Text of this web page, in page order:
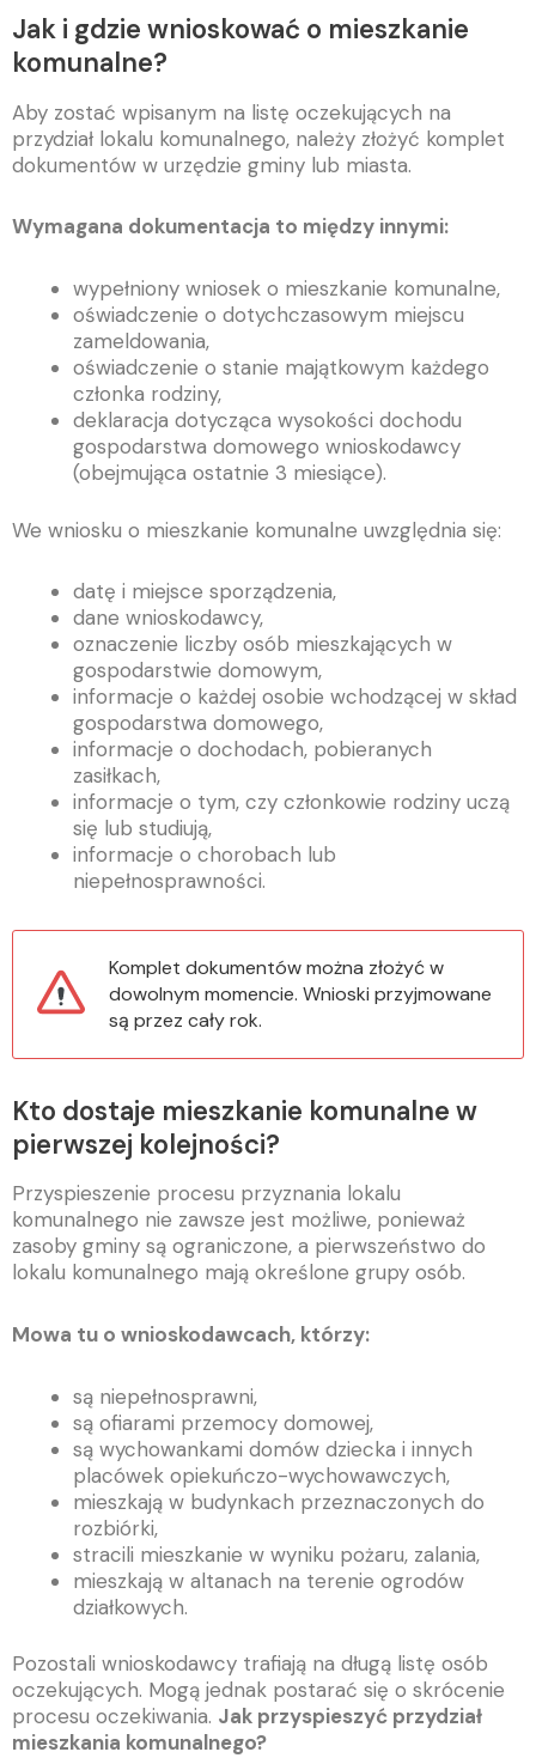
Jak i gdzie wnioskować o mieszkanie
komunalne?
Aby zostać wpisanym na listę oczekujących na
przydział lokalu komunalnego, należy złożyć komplet
dokumentów w urzędzie gminy lub miasta.
Wymagana dokumentacja to między innymi:
wypełniony wniosek o mieszkanie komunalne,
oświadczenie o dotychczasowym miejscu
zameldowania,
oświadczenie o stanie majątkowym każdego
członka rodziny,
deklaracja dotycząca wysokości dochodu
gospodarstwa domowego wnioskodawcy
(obejmująca ostatnie 3 miesiące).
We wniosku o mieszkanie komunalne uwzględnia się:
datę i miejsce sporządzenia,
dane wnioskodawcy,
oznaczenie liczby osób mieszkających w
gospodarstwie domowym,
informacje o każdej osobie wchodzącej w skład
gospodarstwa domowego,
informacje o dochodach, pobieranych
zasiłkach,
informacje o tym, czy członkowie rodziny uczą
się lub studiują,
informacje o chorobach lub
niepełnosprawności.
Komplet dokumentów można złożyć w
dowolnym momencie. Wnioski przyjmowane
są przez cały rok.
Kto dostaje mieszkanie komunalne w
pierwszej kolejności?
Przyspieszenie procesu przyznania lokalu
komunalnego nie zawsze jest możliwe, ponieważ
zasoby gminy są ograniczone, a pierwszeństwo do
lokalu komunalnego mają określone grupy osób.
Mowa tu o wnioskodawcach, którzy:
są niepełnosprawni,
są ofiarami przemocy domowej,
są wychowankami domów dziecka i innych
placówek opiekuńczo-wychowawczych,
mieszkają w budynkach przeznaczonych do
rozbiórki,
stracili mieszkanie w wyniku pożaru, zalania,
mieszkają w altanach na terenie ogrodów
działkowych.
Pozostali wnioskodawcy trafiają na długą listę osób
oczekujących. Mogą jednak postarać się o skrócenie
procesu oczekiwania. Jak przyspieszyć przydział
mieszkania komunalnego?